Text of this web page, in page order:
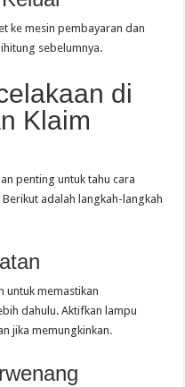
ke mesin pembayaran dan
sebelumnya.
di
Klaim
penting untuk tahu cara
adalah langkah-langkah
untuk memastikan
dahulu. Aktifkan lampu
jika memungkinkan.